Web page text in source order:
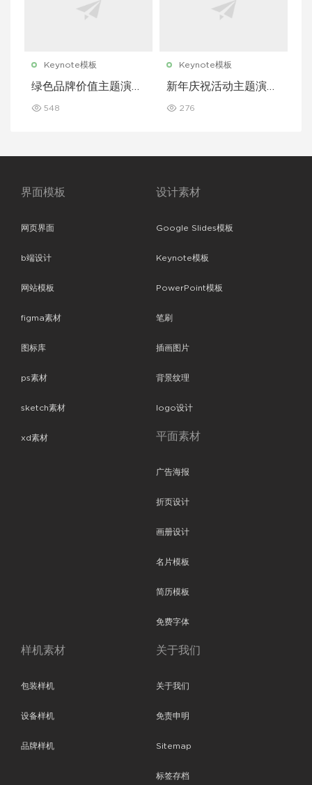
Keynote模板
绿色品牌价值主题演讲
548
Keynote模板
新年庆祝活动主题演讲
276
界面模板
网页界面
b端设计
网站模板
figma素材
图标库
ps素材
sketch素材
xd素材
设计素材
Google Slides模板
Keynote模板
PowerPoint模板
笔刷
插画图片
背景纹理
logo设计
平面素材
广告海报
折页设计
画册设计
名片模板
简历模板
免费字体
样机素材
包装样机
设备样机
品牌样机
关于我们
关于我们
免责申明
Sitemap
标签存档